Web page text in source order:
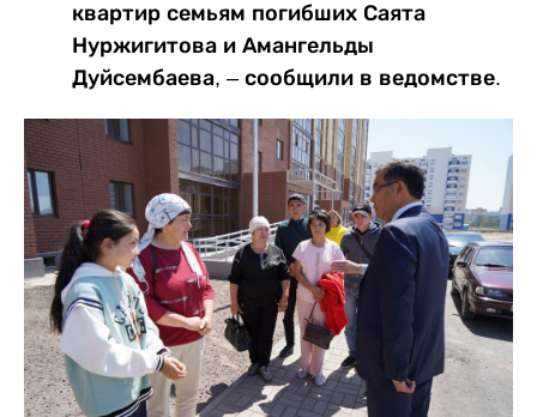
квартир семьям погибших Саята
Нуржигитова и Амангельды
Дуйсембаева, – сообщили в ведомстве.